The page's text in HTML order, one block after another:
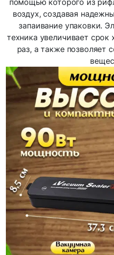
помощью которого из
воздух, создавая
запаивание упаковки.
техника увеличивает
раз, а также позволяет